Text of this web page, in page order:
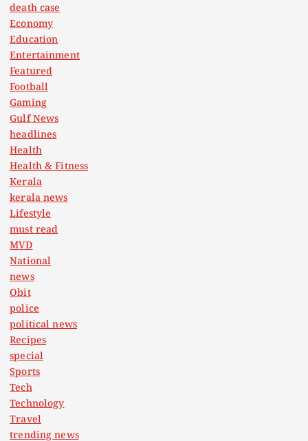
death case
Economy
Education
Entertainment
Featured
Football
Gaming
Gulf News
headlines
Health
Health & Fitness
Kerala
kerala news
Lifestyle
must read
MVD
National
news
Obit
police
political news
Recipes
special
Sports
Tech
Technology
Travel
trending news